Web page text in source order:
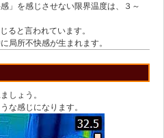
」を感じさせない限界温度は、３～
ると言われています。
局所不快感が生まれます。
しょう。
な感じになります。